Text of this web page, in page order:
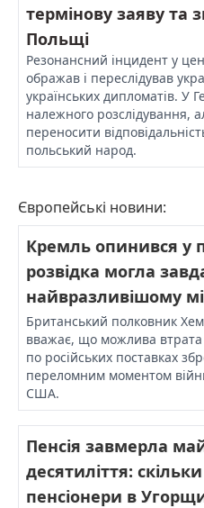
термінову заяву та
Польщі
Резонансний інцидент у
ображав і переслідував
українських дипломатів. У
належного розслідування,
переносити
польський народ.
Європейські новини:
Кремль опинився у
розвідка могла
найвразливішому
Британський полковник
вважає, що можлива втрата
по російських поставках
переломним моментом
США.
Пенсія завмерла
десятиліття:
пенсіонери в